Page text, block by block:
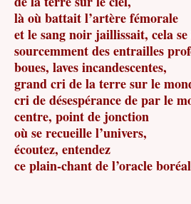
là où battait l’artère fémorale
et le sang noir jaillissait, cela
sourcemment des entrailles
boues, laves incandescentes,
grand cri de la terre sur le
cri de désespérance de par le
centre, point de jonction
où se recueille l’univers,
écoutez, entendez
ce plain-chant de l’oracle